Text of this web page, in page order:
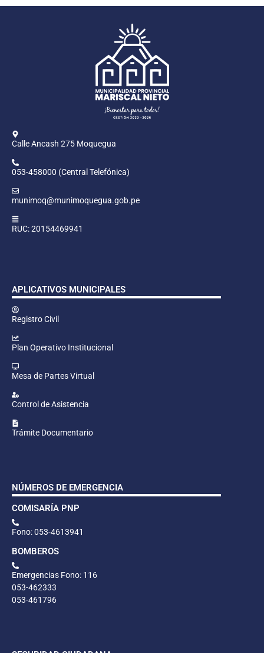
Calle Ancash 275 Moquegua
053-458000 (Central Telefónica)
munimoq@munimoquegua.gob.pe
RUC: 20154469941
APLICATIVOS MUNICIPALES
Registro Civil
Plan Operativo Institucional
Mesa de Partes Virtual
Control de Asistencia
Trámite Documentario
NÚMEROS DE EMERGENCIA
COMISARÍA PNP
Fono: 053-4613941
BOMBEROS
Emergencias Fono: 116
053-462333
053-461796